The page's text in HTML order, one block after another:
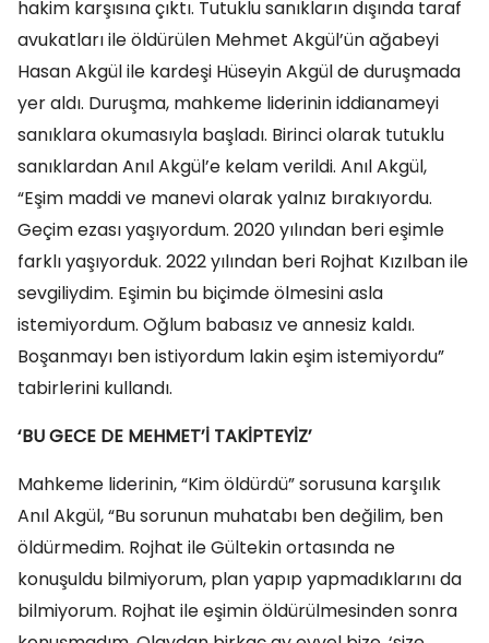
hakim karşısına çıktı. Tutuklu sanıkların dışında taraf
avukatları ile öldürülen Mehmet Akgül’ün ağabeyi
Hasan Akgül ile kardeşi Hüseyin Akgül de duruşmada
yer aldı. Duruşma, mahkeme liderinin iddianameyi
sanıklara okumasıyla başladı. Birinci olarak tutuklu
sanıklardan Anıl Akgül’e kelam verildi. Anıl Akgül,
“Eşim maddi ve manevi olarak yalnız bırakıyordu.
Geçim ezası yaşıyordum. 2020 yılından beri eşimle
farklı yaşıyorduk. 2022 yılından beri Rojhat Kızılban ile
sevgiliydim. Eşimin bu biçimde ölmesini asla
istemiyordum. Oğlum babasız ve annesiz kaldı.
Boşanmayı ben istiyordum lakin eşim istemiyordu”
tabirlerini kullandı.
‘BU GECE DE MEHMET’İ TAKİPTEYİZ’
Mahkeme liderinin, “Kim öldürdü” sorusuna karşılık
Anıl Akgül, “Bu sorunun muhatabı ben değilim, ben
öldürmedim. Rojhat ile Gültekin ortasında ne
konuşuldu bilmiyorum, plan yapıp yapmadıklarını da
bilmiyorum. Rojhat ile eşimin öldürülmesinden sonra